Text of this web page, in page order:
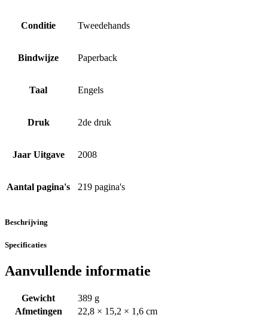
Conditie Tweedehands
Bindwijze Paperback
Taal Engels
Druk 2de druk
Jaar Uitgave 2008
Aantal pagina's 219 pagina's
Beschrijving
Specificaties
Aanvullende informatie
Gewicht
389 g
Afmetingen
22,8 × 15,2 × 1,6 cm